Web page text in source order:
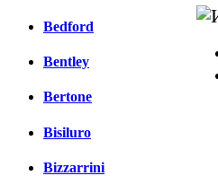
Bedford
Bentley
Bertone
Bisiluro
Bizzarrini